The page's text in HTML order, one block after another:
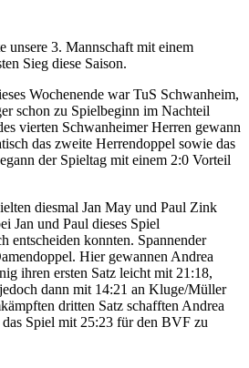
unsere 3. Mannschaft mit einem
Sieg diese Saison.
Wochenende war TuS Schwanheim,
schon zu Spielbeginn im Nachteil
vierten Schwanheimer Herren gewann
das zweite Herrendoppel sowie das
der Spieltag mit einem 2:0 Vorteil
diesmal Jan May und Paul Zink
Jan und Paul dieses Spiel
entscheiden konnten. Spannender
Hier gewannen Andrea
ihren ersten Satz leicht mit 21:18,
dann mit 14:21 an Kluge/Müller
dritten Satz schafften Andrea
Spiel mit 25:23 für den BVF zu